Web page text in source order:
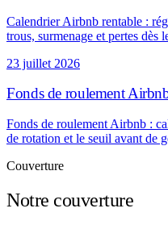
Calendrier Airbnb rentable :
trous, surmenage et pertes dès
23 juillet 2026
Fonds de roulement
Fonds de roulement Airbnb :
de rotation et le seuil avant de
Couverture
Notre couverture